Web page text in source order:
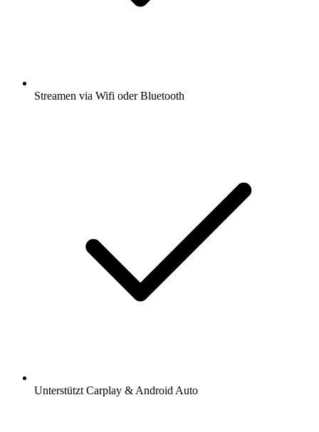
Streamen via Wifi oder Bluetooth
Unterstützt Carplay & Android Auto